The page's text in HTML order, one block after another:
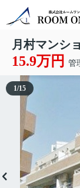
月村マンシ
15.9万円 管
1/15